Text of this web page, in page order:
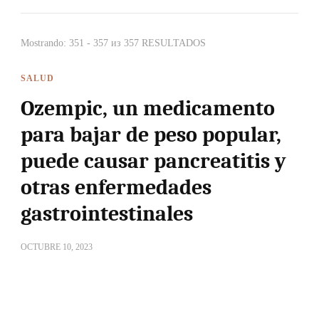
Mostrando: 351 - 357 из 357 RESULTADOS
SALUD
Ozempic, un medicamento
para bajar de peso popular,
puede causar pancreatitis y
otras enfermedades
gastrointestinales
OCTUBRE 10, 2023